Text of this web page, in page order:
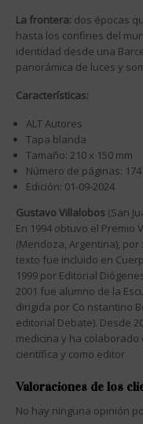
La frontera: dos épocas
hasta los confines del
identidad desde una
panorámica de luces y
Características:
ALT Autores
Tapa blanda
Tamaño: 210 x 150 mm
Número de páginas: 174
Edición: 01-09-2024
Gustavo Villalobos (San
En 1994 obtuvo el Premio
(Mendoza, Argentina),
texto fue incluido en
1999 por Editorial
2001 fue alumno de la
dirigida por Co nstantino
editorial Debate). Desde
medicina y ha
científica y como editor
Valoraciones de los
No hay ninguna opinión